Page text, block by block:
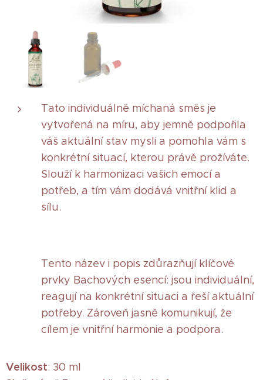
Tato individuálně míchaná směs je
vytvořená na míru, aby jemně podpořila
váš aktuální stav mysli a pomohla vám s
konkrétní situací, kterou právě prožíváte.
Slouží k harmonizaci vašich emocí a
potřeb, a tím vám dodává vnitřní klid a
sílu.
Tento název i popis zdůrazňují klíčové
prvky Bachových esencí: jsou individuální,
reagují na konkrétní situaci a řeší aktuální
potřeby. Zároveň jasně komunikují, že
cílem je vnitřní harmonie a podpora.
Velikost: 30 ml